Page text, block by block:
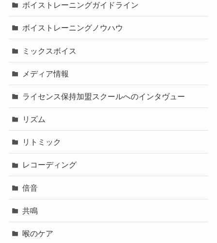
ボイストレーニングガイドライン
ボイストレーニングノウハウ
ミックスボイス
メディア情報
ライセンス保持加盟スクールへのインタヴュー
リズム
リトミック
レコーディング
倍音
共鳴
喉のケア